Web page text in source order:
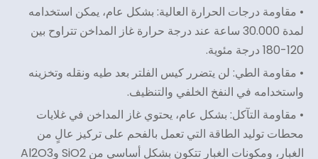
• مقاومة درجات الحرارة العالية: بشكل عام، يمكن استخدامه
لمدة 30.000 ساعة عند درجة حرارة غاز المداخن تتراوح بين
120-180 درجة مئوية.
• مقاومة الطي: لن يتضرر كيس الفلتر بعد طيه ونقله وتخزينه
واستخدامه في النفخ الخلفي والتنظيف.
• مقاومة التآكل: بشكل عام، يحتوي غاز المداخن في غلايات
محطات توليد الطاقة التي تعمل بالفحم على تركيز عالٍ من
الغبار، ومكونات الغبار تتكون بشكل أساسي من SiO2 وAl2O3